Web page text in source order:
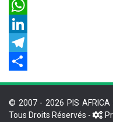
Twitter
WhatsApp
LinkedIn
Telegram
Share
© 2007 - 2026 PIS
Tous Droits Réservés -